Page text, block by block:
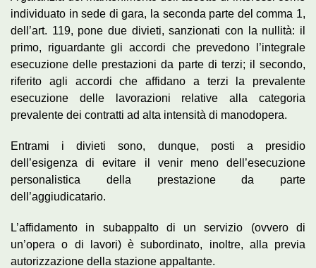
individuato in sede di gara, la seconda parte del comma 1,
dell’art. 119, pone due divieti, sanzionati con la nullità: il
primo, riguardante gli accordi che prevedono l’integrale
esecuzione delle prestazioni da parte di terzi; il secondo,
riferito agli accordi che affidano a terzi la prevalente
esecuzione delle lavorazioni relative alla categoria
prevalente dei contratti ad alta intensità di manodopera.
Entrami i divieti sono, dunque, posti a presidio
dell’esigenza di evitare il venir meno dell’esecuzione
personalistica della prestazione da parte
dell’aggiudicatario.
L’affidamento in subappalto di un servizio (ovvero di
un’opera o di lavori) è subordinato, inoltre, alla previa
autorizzazione della stazione appaltante.